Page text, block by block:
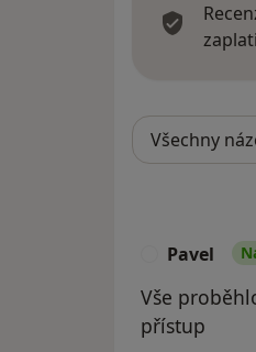
Pavel
Vše
přístup